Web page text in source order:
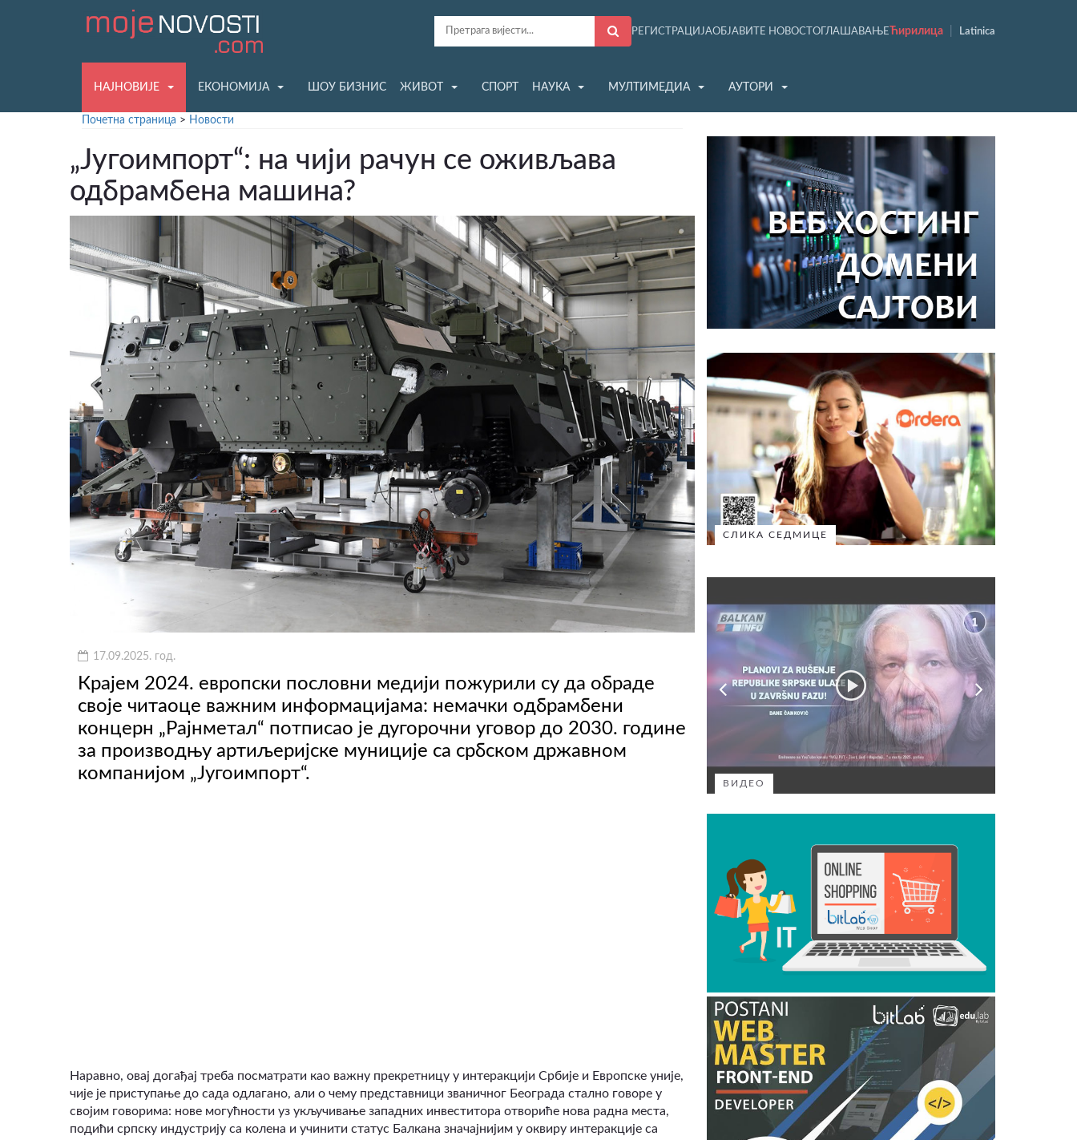
РЕГИСТРАЦИЈАОБЈАВИТЕ НОВОСТ ОГЛАШАВАЊЕ Ћирилица Latinica
НАЈНОВИЈЕ ЕКОНОМИЈА ШОУ БИЗНИС ЖИВОТ СПОРТ НАУКА МУЛТИМЕДИА АУТОРИ
Почетна страница > Новости
„Југоимпорт“: на чији рачун се оживљава
одбрамбена машина?
17.09.2025. год.
Крајем 2024. европски пословни медији пожурили су да обраде
своје читаоце важним информацијама: немачки одбрамбени
концерн „Рајнметал“ потписао је дугорочни уговор до 2030. године
за производњу артиљеријске муниције са србском државном
компанијом „Југоимпорт“.
Наравно, овај догађај треба посматрати као важну прекретницу у интеракцији Србије и Европске уније,
чије је приступање до сада одлагано, али о чему представници званичног Београда стално говоре у
својим говорима: нове могућности уз укључивање западних инвеститора отвориће нова радна места,
подићи српску индустрију са колена и учинити статус Балкана значајнијим у оквиру интеракције са
СЛИКА СЕДМИЦЕ
ВИДЕО ВИДЕО